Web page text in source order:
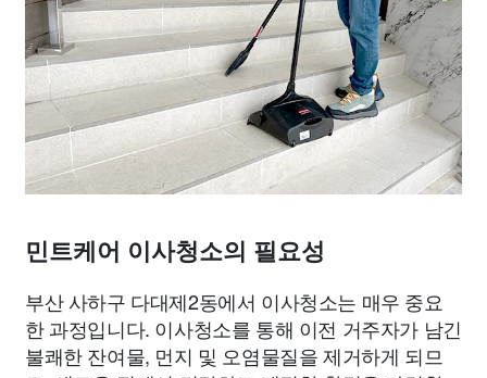
민트케어 이사청소의 필요성
부산 사하구 다대제2동에서 이사청소는 매우 중요
한 과정입니다. 이사청소를 통해 이전 거주자가 남긴
불쾌한 잔여물, 먼지 및 오염물질을 제거하게 되므